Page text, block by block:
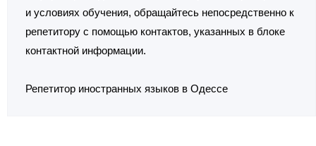
и условиях обучения, обращайтесь непосредственно к
репетитору с помощью контактов, указанных в блоке
контактной информации.
Репетитор иностранных языков в Одессе